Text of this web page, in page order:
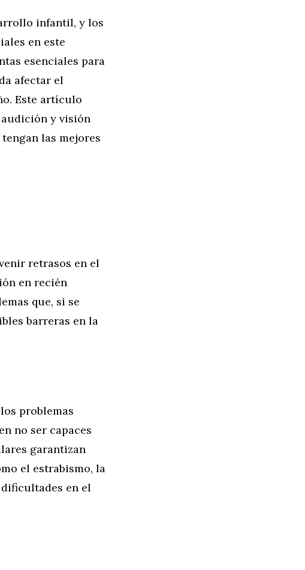
infantil, y los
en este
esenciales para
afectar el
Este artículo
y visión
las mejores
retrasos en el
en recién
que, si se
barreras en la
problemas
no ser capaces
garantizan
el estrabismo, la
en el